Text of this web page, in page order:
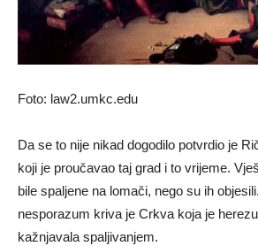
Foto: law2.umkc.edu
Da se to nije nikad dogodilo potvrdio je
koji je proučavao taj grad i to vrijeme.
bile spaljene na lomači, nego su ih
nesporazum kriva je Crkva koja je
kažnjavala spaljivanjem.